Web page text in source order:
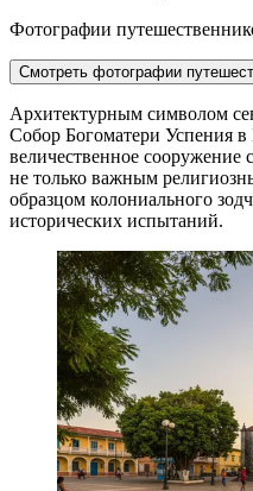
Фотографии
Смотреть фотографии
Архитектурным символом
Собор Богоматери Успения в
величественное сооружение
не только важным
образцом колониального
исторических испытаний.